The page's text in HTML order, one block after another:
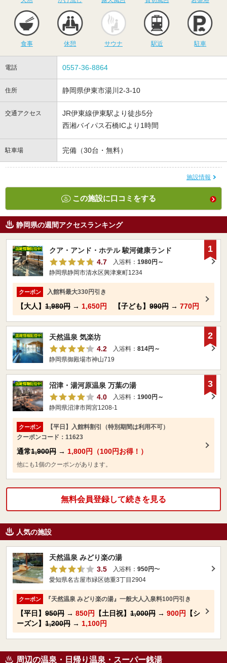
食事 休憩
サウナ
サウナ 駅近 駐車
電話 0557-36-8864
住所 静岡県伊東市湯川2-3-10
交通アクセス
JR伊東線伊東駅より徒歩5分
西湘バイパス石橋ICより1時間
駐車場 完備（30台・無料）
施設情報
この施設に口コミをする
静岡県の週間アクセスランキング
クア・アンド・ホテル 駿河健康ランド
4.7
入浴料： 1980円～
静岡県静岡市清水区興津東町1234
クーポン 入館料最大330円引き
【大人】 1,980円 → 1,650円 【子ども】 990円 → 770円
1
天然温泉 気楽坊
4.2
入浴料： 814円～
静岡県御殿場市神山719
2
沼津・湯河原温泉 万葉の湯
4.0
入浴料： 1900円～
静岡県沼津市岡宮1208-1
クーポン
【平日】入館料割引（特別期間は利用不可）
クーポンコード：11623
通常1,900円 → 1,800円（100円お得！）
他にも1個のクーポンがあります。
3
無料会員登録して続きを見る
人気の施設
天然温泉 みどり楽の湯
3.5
入浴料： 950円〜
愛知県名古屋市緑区徳重3丁目2904
クーポン 『天然温泉 みどり楽の湯』一般大人入泉料100円引き
【平日】 950円 → 850円 【土日祝】 1,000円 → 900円
【シ
ーズン】 1,200円 → 1,100円
周辺の温泉・日帰り温泉・スーパー銭湯